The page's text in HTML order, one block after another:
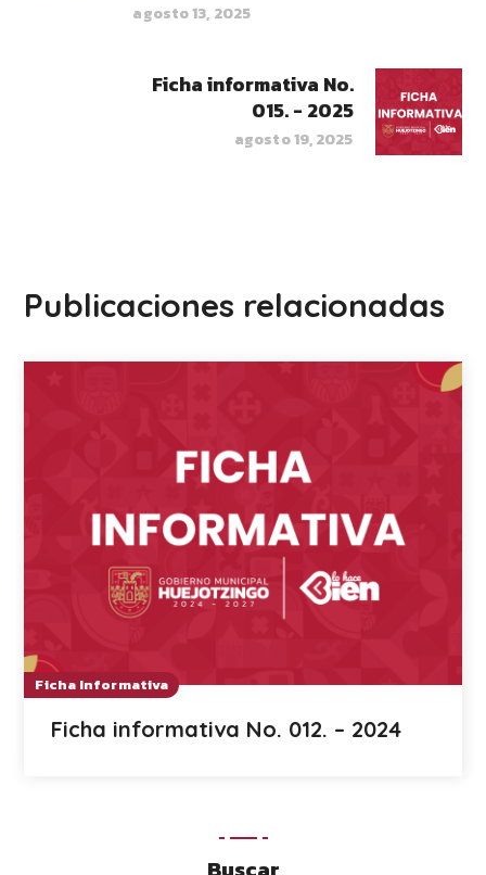
agosto 13, 2025
Ficha informativa No.
015. - 2025
agosto 19, 2025
Publicaciones relacionadas
Ficha Informativa
Ficha informativa No. 012. – 2024